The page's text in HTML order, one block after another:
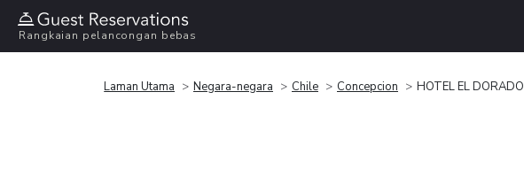
Rangkaian pelancongan bebas
Laman Utama Negara-negara Chile Concepcion HOTEL EL DORADO